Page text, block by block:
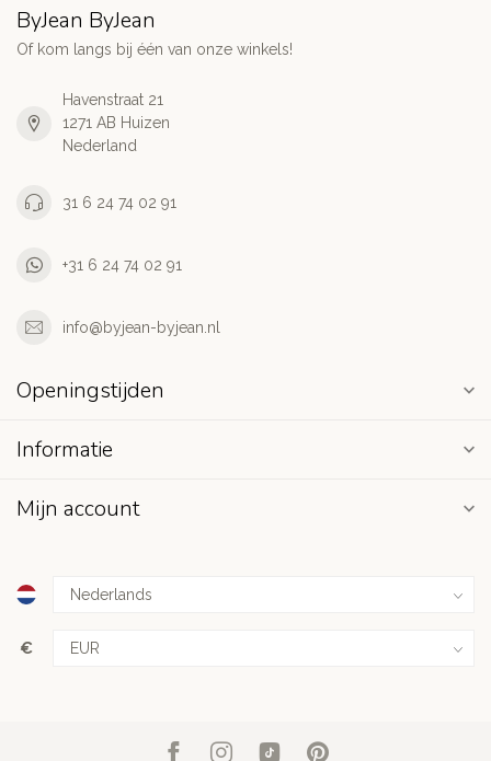
ByJean ByJean
Of kom langs bij één van onze winkels!
Havenstraat 21
1271 AB Huizen
Nederland
31 6 24 74 02 91
+31 6 24 74 02 91
info@byjean-byjean.nl
Openingstijden
Informatie
Mijn account
€